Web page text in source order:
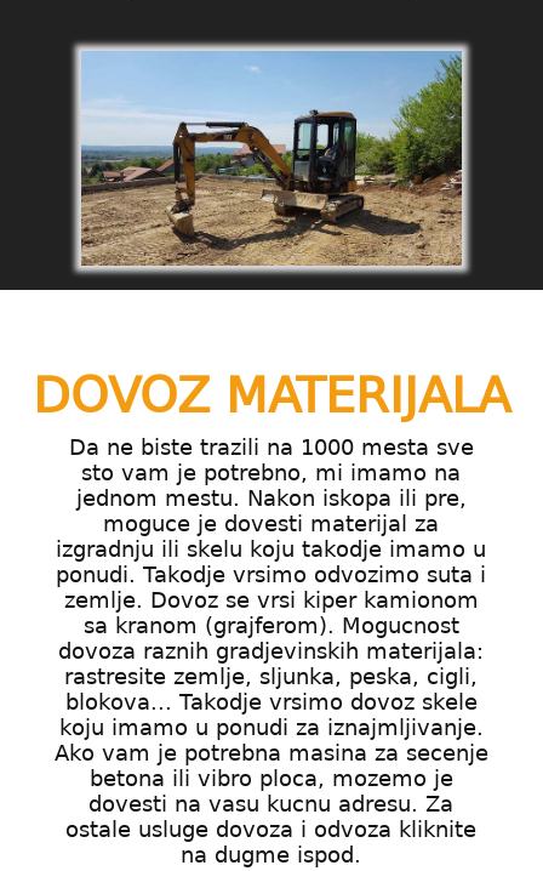
DOVOZ MATERIJALA
Da ne biste trazili na 1000 mesta sve
sto vam je potrebno, mi imamo na
jednom mestu. Nakon iskopa ili pre,
moguce je dovesti materijal za
izgradnju ili skelu koju takodje imamo u
ponudi. Takodje vrsimo odvozimo suta i
zemlje. Dovoz se vrsi kiper kamionom
sa kranom (grajferom). Mogucnost
dovoza raznih gradjevinskih materijala:
rastresite zemlje, sljunka, peska, cigli,
blokova... Takodje vrsimo dovoz skele
koju imamo u ponudi za iznajmljivanje.
Ako vam je potrebna masina za secenje
betona ili vibro ploca, mozemo je
dovesti na vasu kucnu adresu. Za
ostale usluge dovoza i odvoza kliknite
na dugme ispod.